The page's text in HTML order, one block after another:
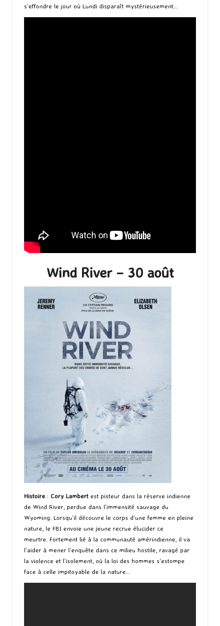
s’effondre le jour où Lundi disparaît mystérieusement…
Wind River – 30 août
Histoire : Cory Lambert est pisteur dans la réserve indienne
de Wind River, perdue dans l’immensité sauvage du
Wyoming. Lorsqu’il découvre le corps d’une femme en pleine
nature, le FBI envoie une jeune recrue élucider ce
meurtre. Fortement lié à la communauté amérindienne, il va
l’aider à mener l’enquête dans ce milieu hostile, ravagé par
la violence et l’isolement, où la loi des hommes s’estompe
face à celle impitoyable de la nature…